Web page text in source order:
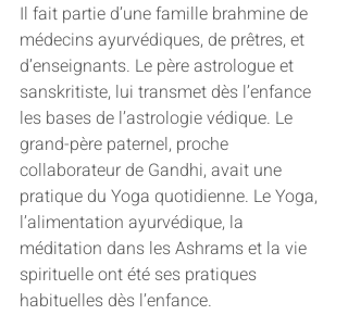
Il fait partie d’une famille brahmine de
médecins ayurvédiques, de prêtres, et
d’enseignants. Le père astrologue et
sanskritiste, lui transmet dès l’enfance
les bases de l’astrologie védique. Le
grand-père paternel, proche
collaborateur de Gandhi, avait une
pratique du Yoga quotidienne. Le Yoga,
l’alimentation ayurvédique, la
méditation dans les Ashrams et la vie
spirituelle ont été ses pratiques
habituelles dès l’enfance.